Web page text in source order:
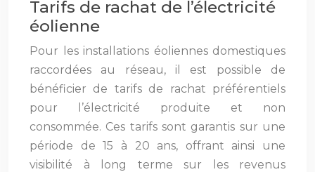
Tarifs de rachat de l’électricité
éolienne
Pour les installations éoliennes domestiques
raccordées au réseau, il est possible de
bénéficier de tarifs de rachat préférentiels
pour l’électricité produite et non
consommée. Ces tarifs sont garantis sur une
période de 15 à 20 ans, offrant ainsi une
visibilité à long terme sur les revenus